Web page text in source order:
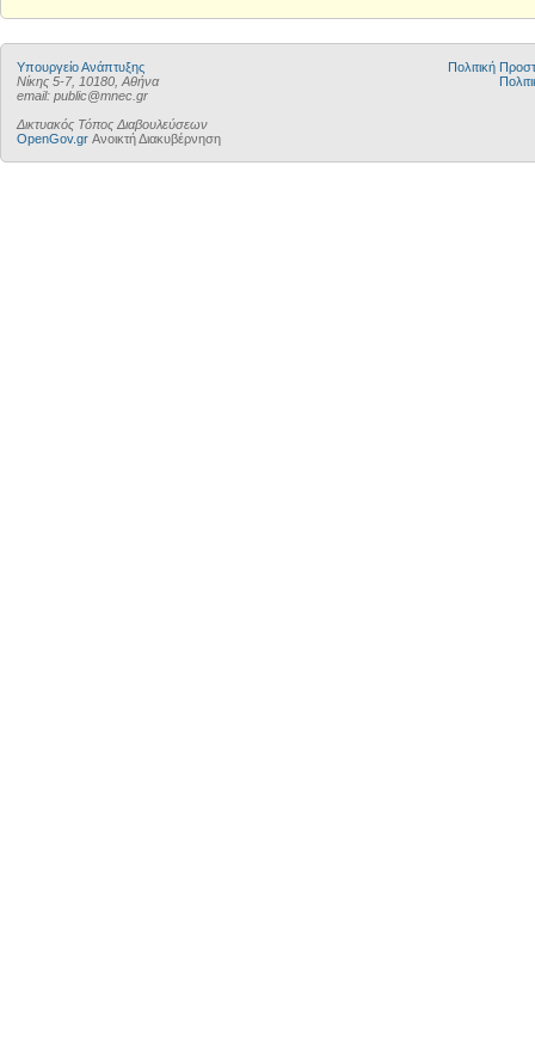
Υπουργείο Ανάπτυξης
Νίκης 5-7, 10180, Αθήνα
email: public@mnec.gr
Δικτυακός Τόπος Διαβουλεύσεων
OpenGov.gr Ανοικτή Διακυβέρνηση
Πολιτική